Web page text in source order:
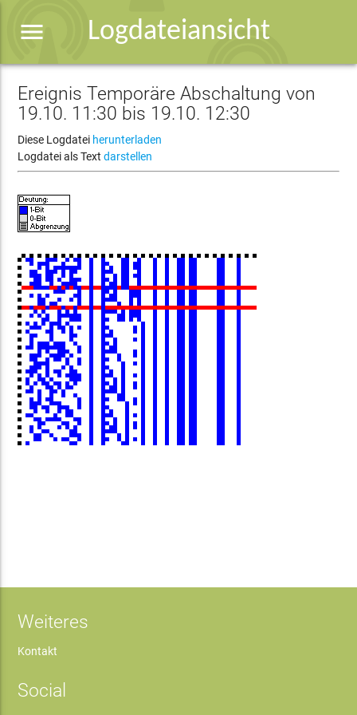
Logdateiansicht
menu
Ereignis Temporäre Abschaltung von
19.10. 11:30 bis 19.10. 12:30
Diese Logdatei herunterladen
Logdatei als Textdarstellen
Weiteres
Kontakt
Social